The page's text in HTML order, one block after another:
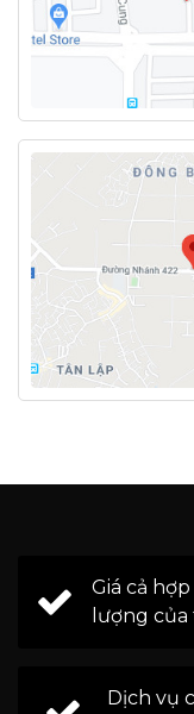
Giá cả
lượng
Dịch vụ